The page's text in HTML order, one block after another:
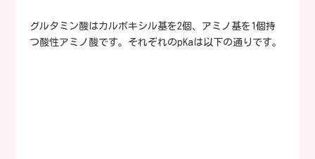
グルタミン酸はカルボキシル基を2個、アミノ基を1個持
つ酸性アミノ酸です。それぞれのpKaは以下の通りです。